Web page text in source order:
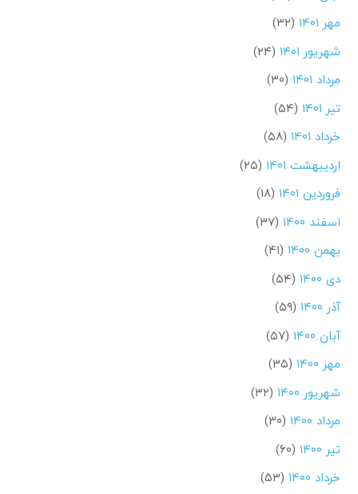
مهر ۱۴۰۱
(۳۲)
شهریور ۱۴۰۱
(۲۴)
مرداد ۱۴۰۱
(۳۰)
تیر ۱۴۰۱
(۵۴)
خرداد ۱۴۰۱
(۵۸)
اردیبهشت ۱۴۰۱
(۲۵)
فروردین ۱۴۰۱
(۱۸)
اسفند ۱۴۰۰
(۳۷)
بهمن ۱۴۰۰
(۴۱)
دی ۱۴۰۰
(۵۴)
آذر ۱۴۰۰
(۵۹)
آبان ۱۴۰۰
(۵۷)
مهر ۱۴۰۰
(۳۵)
شهریور ۱۴۰۰
(۳۲)
مرداد ۱۴۰۰
(۳۰)
تیر ۱۴۰۰
(۶۰)
خرداد ۱۴۰۰
(۵۳)